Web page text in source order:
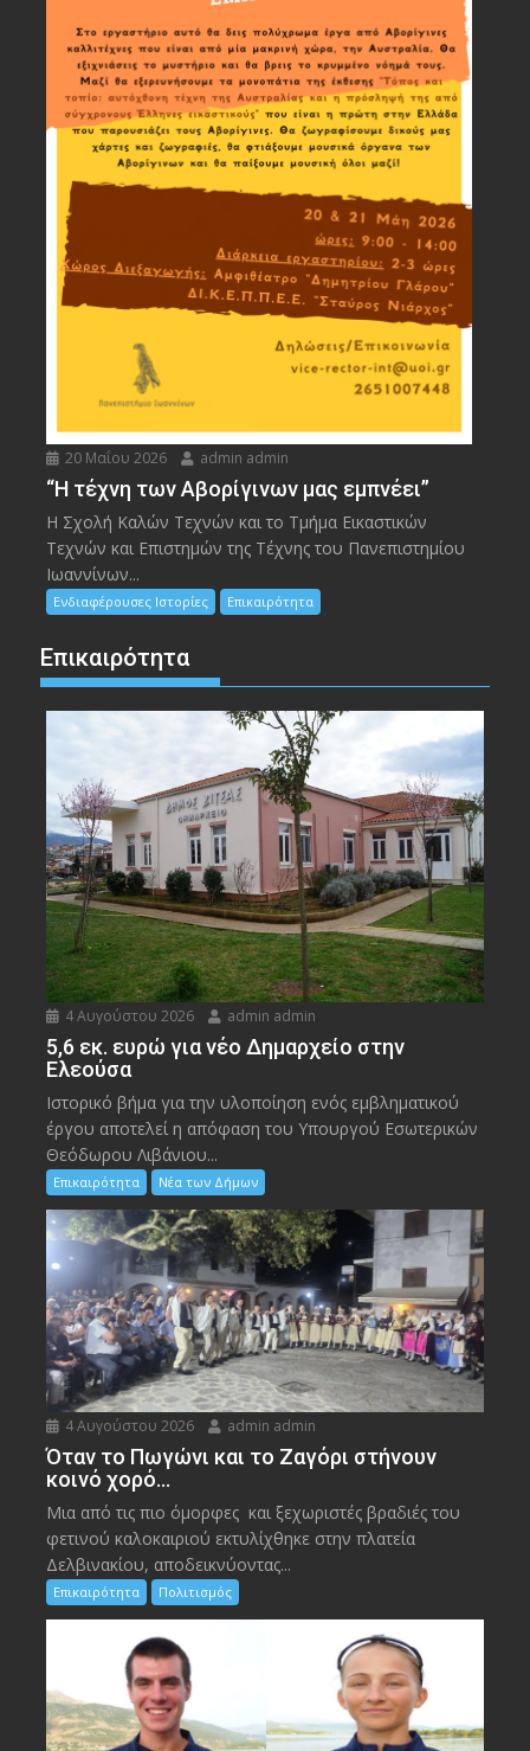
20 Μαΐου 2026 admin admin
“Η τέχνη των Αβορίγινων μας εμπνέει”
Η Σχολή Καλών Τεχνών και το Τμήμα Εικαστικών
Τεχνών και Επιστημών της Τέχνης του Πανεπιστημίου
Ιωαννίνων...
Ενδιαφέρουσες Ιστορίες Επικαιρότητα
Επικαιρότητα
4 Αυγούστου 2026 admin admin
5,6 εκ. ευρώ για νέο Δημαρχείο στην
Ελεούσα
Ιστορικό βήμα για την υλοποίηση ενός εμβληματικού
έργου αποτελεί η απόφαση του Υπουργού Εσωτερικών
Θεόδωρου Λιβάνιου...
Επικαιρότητα Νέα των Δήμων
4 Αυγούστου 2026 admin admin
Όταν το Πωγώνι και το Ζαγόρι στήνουν
κοινό χορό…
Μια από τις πιο όμορφες και ξεχωριστές βραδιές του
φετινού καλοκαιριού εκτυλίχθηκε στην πλατεία
Δελβινακίου, αποδεικνύοντας...
Επικαιρότητα Πολιτισμός